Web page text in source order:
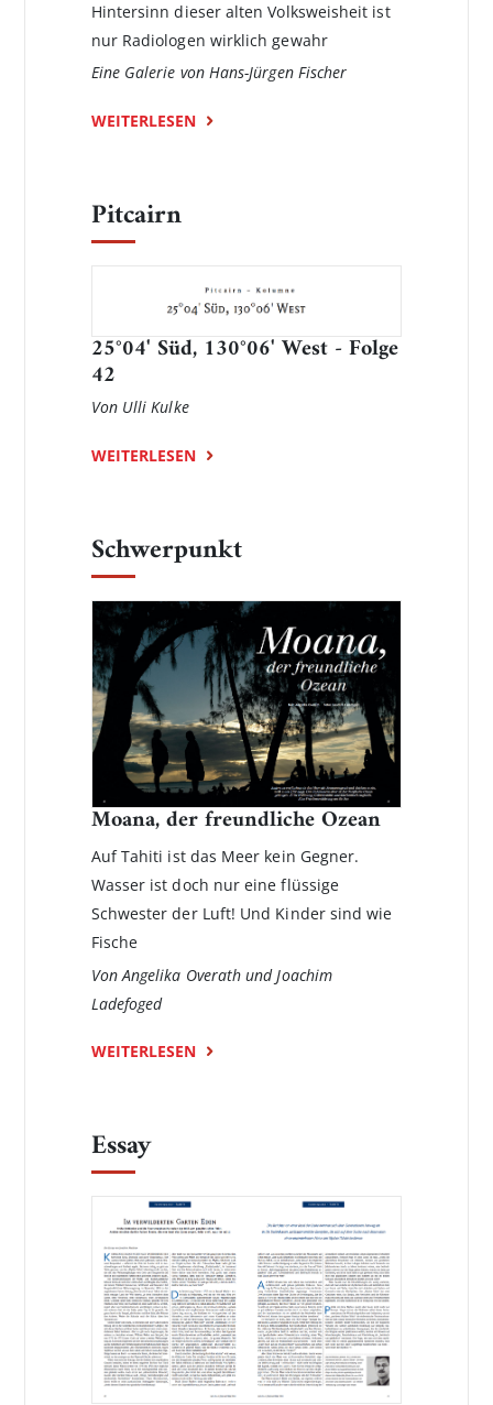
Hintersinn dieser alten Volksweisheit ist
nur Radiologen wirklich gewahr
Eine Galerie von Hans-Jürgen Fischer
WEITERLESEN
Pitcairn
25°04' Süd, 130°06' West - Folge
42
Von Ulli Kulke
WEITERLESEN
Schwerpunkt
Moana, der freundliche Ozean
Auf Tahiti ist das Meer kein Gegner.
Wasser ist doch nur eine flüssige
Schwester der Luft! Und Kinder sind wie
Fische
Von Angelika Overath und Joachim
Ladefoged
WEITERLESEN
Essay